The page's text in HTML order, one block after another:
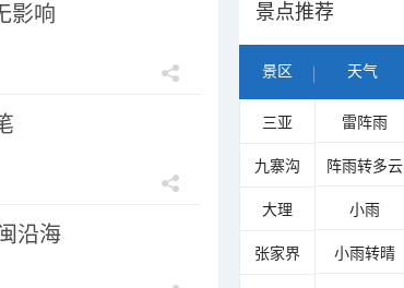
影响
沿海
景点推荐
景区 天气
三亚 雷阵雨
九寨沟 阵雨转多云
大理 小雨
张家界 小雨转晴